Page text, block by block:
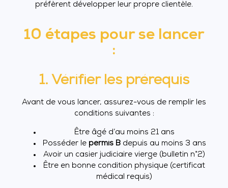
préfèrent développer leur propre clientèle.
10 étapes pour se lancer
:
1. Vérifier les prérequis
Avant de vous lancer, assurez-vous de remplir les
conditions suivantes :
Être âgé d’au moins 21 ans
Posséder le permis Bdepuis au moins 3 ans
Avoir un casier judiciaire vierge (bulletin n°2)
Être en bonne condition physique (certificat
médical requis)